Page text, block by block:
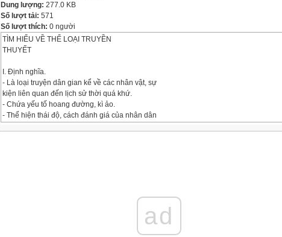
Dung lượng: 277.0 KB
Số lượt tải: 571
Số lượt thích: 0 người
TÌM HIỂU VỀ THỂ LOẠI TRUYỀN
THUYẾT
I. Định nghĩa.
- Là loại truyện dân gian kể về các nhân vật, sự
kiện liên quan đến lịch sử thời quá khứ.
- Chứa yếu tố hoang đường, kì ảo.
- Thể hiện thái độ, cách đánh giá của nhân dân
Thường là anh hùng lịch sử, có khi có thật và mang vẻ
Thể hiện thái độ tôn kính, niềm tự hào, tôn vinh.
ad